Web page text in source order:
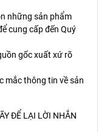
những sản phẩm
cung cấp đến Quý
gốc xuất xứ rõ
mắc thông tin về sản
ĐỂ LẠI LỜI NHẮN